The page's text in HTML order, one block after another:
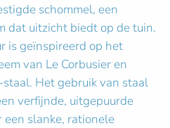
schommel, een
dat uitzicht biedt op de tuin.
is geïnspireerd op het
van Le Corbusier en
Het gebruik van staal
verfijnde, uitgepuurde
een slanke, rationele